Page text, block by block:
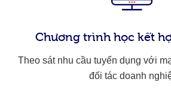
Chương trình học kết
Theo sát nhu cầu tuyển dụng với
đối tác doanh